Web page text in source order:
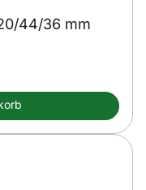
44/36 mm